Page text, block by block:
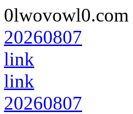
0lwovowl0.com
20260807
link
link
20260807